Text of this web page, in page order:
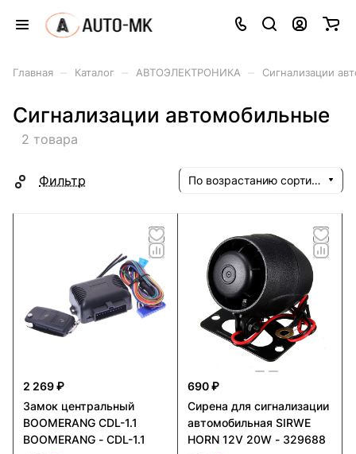
Главная Каталог АВТОЭЛЕКТРОНИКА Сигнализации
Сигнализации автомобильные
2 товара
Фильтр По возрастанию сортировки
2 269 ₽
Замок центральный
BOOMERANG CDL-1.1
BOOMERANG - CDL-1.1
690 ₽
Сирена для сигнализации
автомобильная SIRWE
HORN 12V 20W - 329688